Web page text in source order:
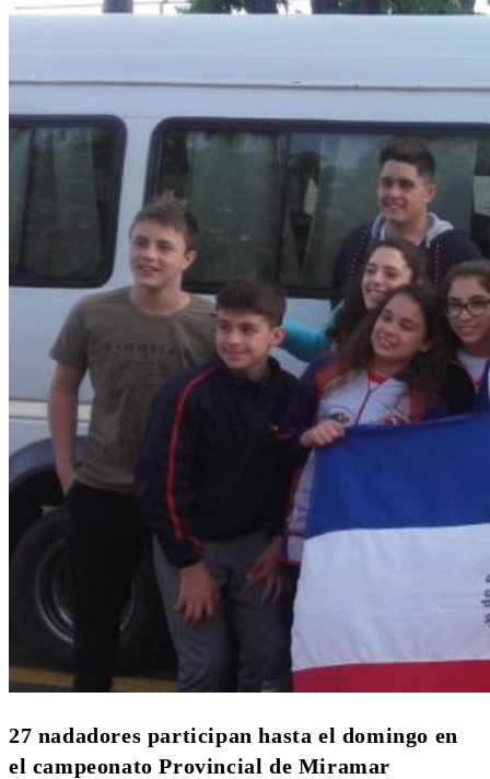
27 nadadores participan hasta el domingo en
el campeonato Provincial de Miramar